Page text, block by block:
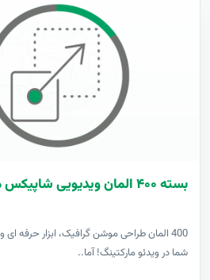
بسته ۴۰۰ المان ویدیویی شاپیکس موشن گرافیک
400 المان طراحی موشن گرافیک، ابزار حرفه
شما در ویدئو مارکتینگ! آما..